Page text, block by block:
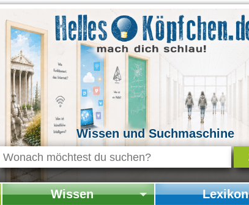
Wissen und Suchmaschine
Wissen Lexikon